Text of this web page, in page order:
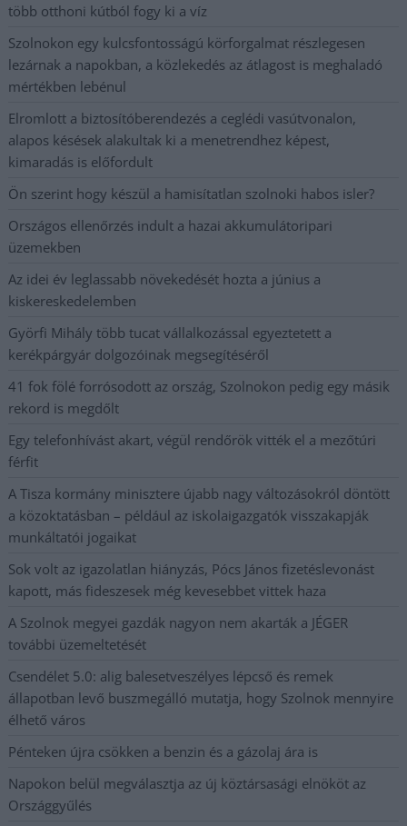
több otthoni kútból fogy ki a víz
Szolnokon egy kulcsfontosságú körforgalmat részlegesen
lezárnak a napokban, a közlekedés az átlagost is meghaladó
mértékben lebénul
Elromlott a biztosítóberendezés a ceglédi vasútvonalon,
alapos késések alakultak ki a menetrendhez képest,
kimaradás is előfordult
Ön szerint hogy készül a hamisítatlan szolnoki habos isler?
Országos ellenőrzés indult a hazai akkumulátoripari
üzemekben
Az idei év leglassabb növekedését hozta a június a
kiskereskedelemben
Györfi Mihály több tucat vállalkozással egyeztetett a
kerékpárgyár dolgozóinak megsegítéséről
41 fok fölé forrósodott az ország, Szolnokon pedig egy másik
rekord is megdőlt
Egy telefonhívást akart, végül rendőrök vitték el a mezőtúri
férfit
A Tisza kormány minisztere újabb nagy változásokról döntött
a közoktatásban – például az iskolaigazgatók visszakapják
munkáltatói jogaikat
Sok volt az igazolatlan hiányzás, Pócs János fizetéslevonást
kapott, más fideszesek még kevesebbet vittek haza
A Szolnok megyei gazdák nagyon nem akarták a JÉGER
további üzemeltetését
Csendélet 5.0: alig balesetveszélyes lépcső és remek
állapotban levő buszmegálló mutatja, hogy Szolnok mennyire
élhető város
Pénteken újra csökken a benzin és a gázolaj ára is
Napokon belül megválasztja az új köztársasági elnököt az
Országgyűlés